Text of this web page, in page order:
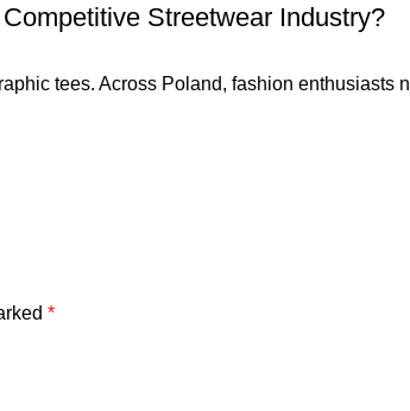
Streetwear Industry?
tees. Across Poland, fashion enthusiasts
*